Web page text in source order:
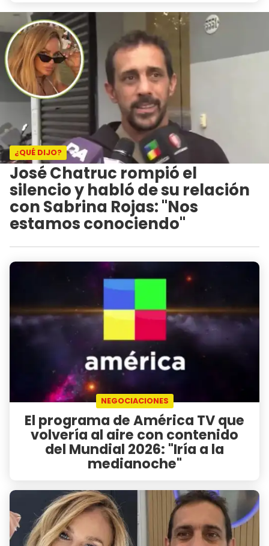
¿QUÉ DIJO?
José Chatruc rompió el
silencio y habló de su relación
con Sabrina Rojas: "Nos
estamos conociendo"
NEGOCIACIONES
El programa de América TV que
volvería al aire con contenido
del Mundial 2026: "Iría a la
medianoche"